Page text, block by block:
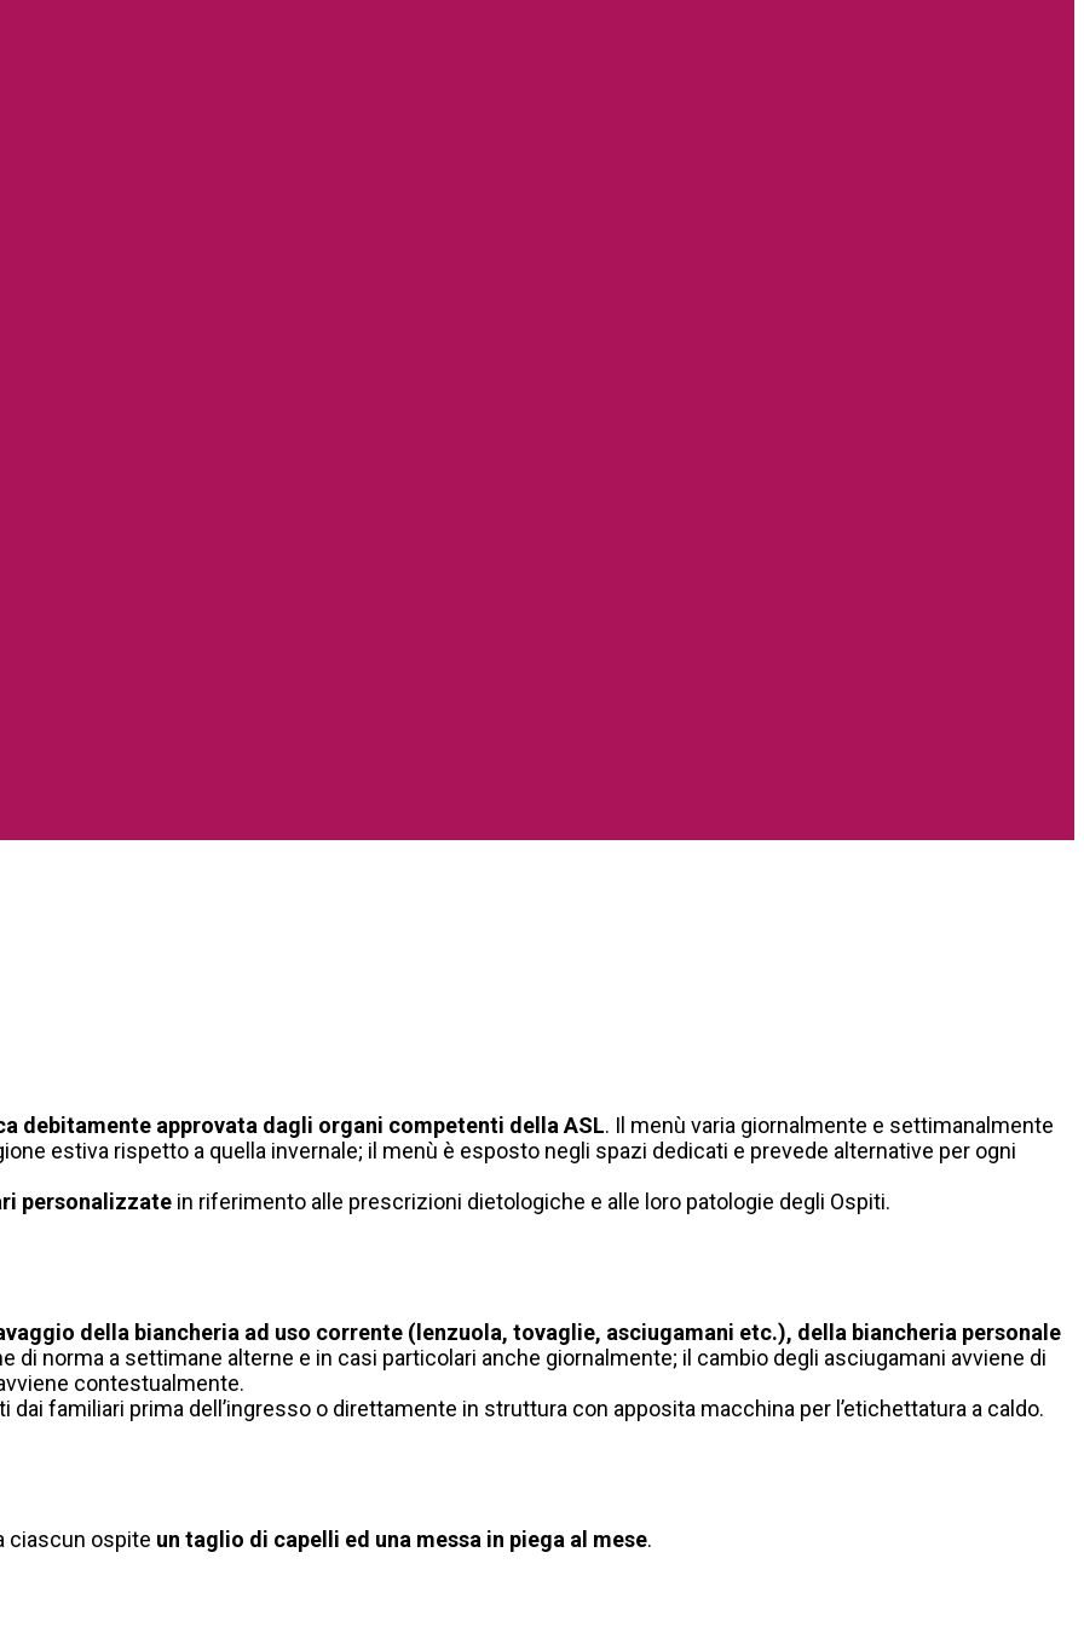
debitamente approvata dagli organi competenti della ASL. Il menù varia giornalmente e settimanalmente
estiva rispetto a quella invernale; il menù è esposto negli spazi dedicati e prevede alternative per ogni
personalizzate in riferimento alle prescrizioni dietologiche e alle loro patologie degli Ospiti.
della biancheria ad uso corrente (lenzuola, tovaglie, asciugamani etc.), della biancheria personale
di norma a settimane alterne e in casi particolari anche giornalmente; il cambio degli asciugamani avviene di
contestualmente.
familiari prima dell’ingresso o direttamente in struttura con apposita macchina per l’etichettatura a caldo.
ciascun ospite un taglio di capelli ed una messa in piega al mese.